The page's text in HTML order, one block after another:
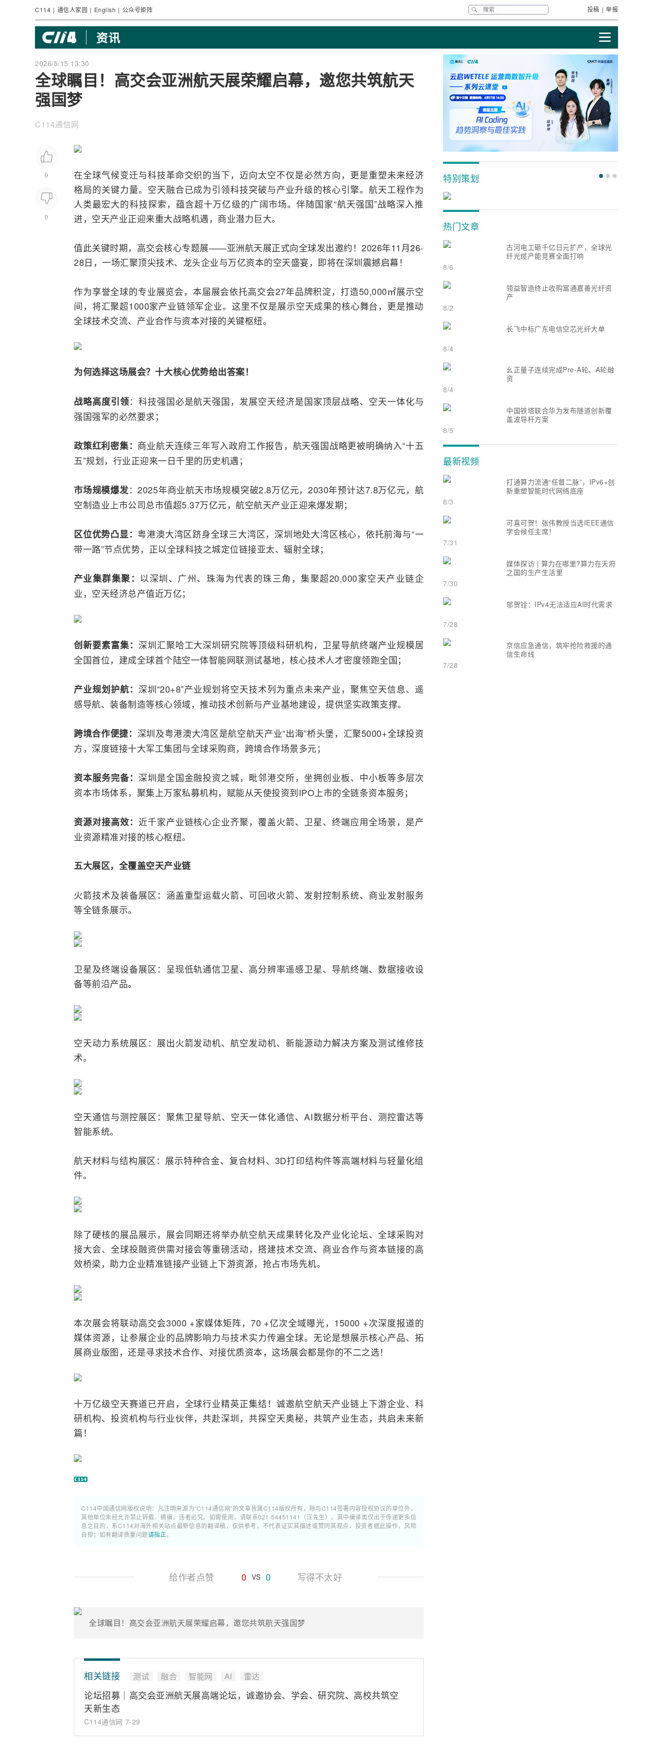
C114 | 通信人家园 | English | 公众号矩阵 投稿 | 举报
资讯
2026/5/15 13:30
全球瞩目！高交会亚洲航天展荣耀启幕，邀您共筑航天
强国梦
C114通信网
0
0
在全球气候变迁与科技革命交织的当下，迈向太空不仅是必然方向，更是重塑未来经济
格局的关键力量。空天融合已成为引领科技突破与产业升级的核心引擎。航天工程作为
人类最宏大的科技探索，蕴含超十万亿级的广阔市场。伴随国家“航天强国”战略深入推
进，空天产业正迎来重大战略机遇，商业潜力巨大。
值此关键时期，高交会核心专题展——亚洲航天展正式向全球发出邀约！2026年11月26-
28日，一场汇聚顶尖技术、龙头企业与万亿资本的空天盛宴，即将在深圳震撼启幕！
作为享誉全球的专业展览会，本届展会依托高交会27年品牌积淀，打造50,000㎡展示空
间，将汇聚超1000家产业链领军企业。这里不仅是展示空天成果的核心舞台，更是推动
全球技术交流、产业合作与资本对接的关键枢纽。
为何选择这场展会？十大核心优势给出答案！
战略高度引领：科技强国必是航天强国，发展空天经济是国家顶层战略、空天一体化与
强国强军的必然要求；
政策红利密集： 商业航天连续三年写入政府工作报告，航天强国战略更被明确纳入“十五
五”规划，行业正迎来一日千里的历史机遇；
市场规模爆发：2025年商业航天市场规模突破2.8万亿元，2030年预计达7.8万亿元，航
空制造业上市公司总市值超5.37万亿元，航空航天产业正迎来爆发期；
区位优势凸显： 粤港澳大湾区跻身全球三大湾区，深圳地处大湾区核心，依托前海与“一
带一路”节点优势，正以全球科技之城定位链接亚太、辐射全球；
产业集群集聚： 以深圳、广州、珠海为代表的珠三角，集聚超20,000家空天产业链企
业，空天经济总产值近万亿；
创新要素富集： 深圳汇聚哈工大深圳研究院等顶级科研机构，卫星导航终端产业规模居
全国首位，建成全球首个陆空一体智能网联测试基地，核心技术人才密度领跑全国；
产业规划护航： 深圳“20+8”产业规划将空天技术列为重点未来产业，聚焦空天信息、遥
感导航、装备制造等核心领域，推动技术创新与产业基地建设，提供坚实政策支撑。
跨境合作便捷： 深圳及粤港澳大湾区是航空航天产业“出海”桥头堡，汇聚5000+全球投资
方，深度链接十大军工集团与全球采购商，跨境合作场景多元；
资本服务完备： 深圳是全国金融投资之城，毗邻港交所，坐拥创业板、中小板等多层次
资本市场体系，聚集上万家私募机构，赋能从天使投资到IPO上市的全链条资本服务；
资源对接高效： 近千家产业链核心企业齐聚，覆盖火箭、卫星、终端应用全场景，是产
业资源精准对接的核心枢纽。
五大展区，全覆盖空天产业链
火箭技术及装备展区：涵盖重型运载火箭、可回收火箭、发射控制系统、商业发射服务
等全链条展示。
卫星及终端设备展区：呈现低轨通信卫星、高分辨率遥感卫星、导航终端、数据接收设
备等前沿产品。
空天动力系统展区：展出火箭发动机、航空发动机、新能源动力解决方案及测试维修技
术。
空天通信与测控展区：聚焦卫星导航、空天一体化通信、AI数据分析平台、测控雷达等
智能系统。
航天材料与结构展区：展示特种合金、复合材料、3D打印结构件等高端材料与轻量化组
件。
除了硬核的展品展示，展会同期还将举办航空航天成果转化及产业化论坛、全球采购对
接大会、全球投融资供需对接会等重磅活动，搭建技术交流、商业合作与资本链接的高
效桥梁，助力企业精准链接产业链上下游资源，抢占市场先机。
本次展会将联动高交会3000 +家媒体矩阵，70 +亿次全域曝光，15000 +次深度报道的
媒体资源，让参展企业的品牌影响力与技术实力传遍全球。无论是想展示核心产品、拓
展商业版图，还是寻求技术合作、对接优质资本，这场展会都是你的不二之选！
十万亿级空天赛道已开启，全球行业精英正集结！诚邀航空航天产业链上下游企业、科
研机构、投资机构与行业伙伴，共赴深圳，共探空天奥秘，共筑产业生态，共启未来新
篇！
C114中国通信网版权说明：凡注明来源为“C114通信网”的文章皆属C114版权所有，除与C114签署内容授权协议的单位外，
其他单位未经允许禁止转载、摘编，违者必究。如需使用，请联系021-54451141（汪先生）。其中编译类仅出于传递更多信
息之目的，系C114对海外相关站点最新信息的翻译稿，仅供参考，不代表证实其描述或赞同其观点，投资者据此操作，风险
自担；如有翻译质量问题请指正。
给作者点赞 0 VS 0 写得不太好
全球瞩目！高交会亚洲航天展荣耀启幕，邀您共筑航天强国梦
相关链接 测试 融合 智能网 AI 雷达
论坛招募｜高交会亚洲航天展高端论坛，诚邀协会、学会、研究院、高校共筑空
天新生态
C114通信网 7-29
特别策划
热门文章
古河电工砸千亿日元扩产，全球光
纤光缆产能竞赛全面打响
8/6
领益智造终止收购富通嘉善光纤资
产
8/2
长飞中标广东电信空芯光纤大单
8/4
幺正量子连续完成Pre-A轮、A轮融
资
8/4
中国铁塔联合华为发布隧道创新覆
盖波导杆方案
8/5
最新视频
打通算力流通“任督二脉”，IPv6+创
新重塑智能时代网络底座
8/3
可喜可贺！张伟教授当选IEEE通信
学会候任主席！
7/31
媒体探访 | 算力在哪里?算力在天府
之国的生产生活里
7/30
邬贺铨：IPv4无法适应AI时代需求
7/28
京信应急通信，筑牢抢险救援的通
信生命线
7/28